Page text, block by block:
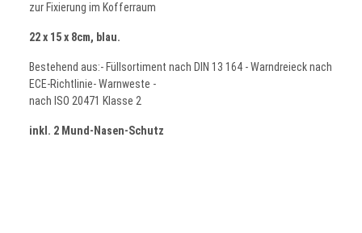
zur Fixierung im Kofferraum
22 x 15 x 8cm, blau.
Bestehend aus:- Füllsortiment nach DIN 13 164 - Warndreieck nach
ECE-Richtlinie- Warnweste -
nach ISO 20471 Klasse 2
inkl. 2 Mund-Nasen-Schutz